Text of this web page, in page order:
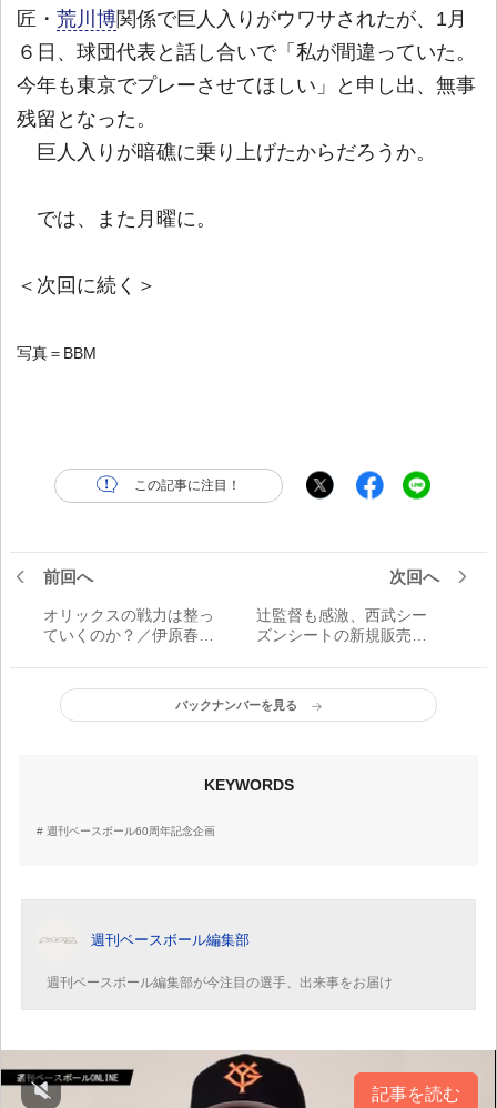
匠・ 荒川博関係で巨人入りがウワサされたが、1月
６日、球団代表と話し合いで「私が間違っていた。
今年も東京でプレーさせてほしい」と申し出、無事
残留となった。
巨人入りが暗礁に乗り上げたからだろうか。
では、また月曜に。
＜次回に続く＞
写真＝BBM
この記事に注目！
前回へ
オリックスの戦力は整っ
ていくのか？／伊原春樹
次回へ
辻監督も感激、西武シー
ズンシートの新規販売数
ント増！
バックナンバーを見る
KEYWORDS
週刊ベースボール60周年記念企画
週刊ベースボール編集部
週刊ベースボール編集部が今注目の選手、出来事をお届け
記事を読む